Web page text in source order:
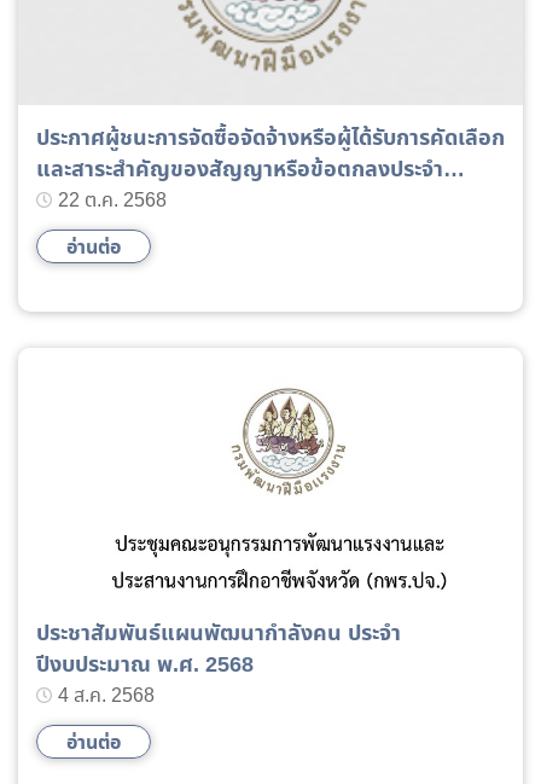
ประกาศผู้ชนะการจัดซื้อจัดจ้างหรือผู้ได้รับการคัดเลือก
และสาระสำคัญของสัญญาหรือข้อตกลงประจำ
ปีงบประมาณ พ.ศ. 2568
22 ต.ค. 2568
อ่านต่อ
ประชาสัมพันธ์แผนพัฒนากำลังคน ประจำ
ปีงบประมาณ พ.ศ. 2568
4 ส.ค. 2568
อ่านต่อ